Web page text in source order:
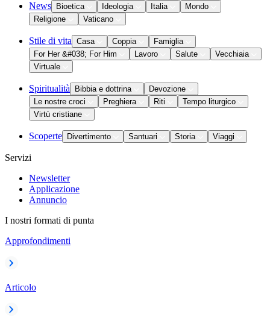
News Bioetica Ideologia Italia
Mondo
Religione
Vaticano
Stile di vita Casa Coppia
Famiglia
For Her &#038; For Him
Lavoro Salute
Vecchiaia
Virtuale
Spiritualità Bibbia e dottrina
Devozione
Le nostre croci
Preghiera Riti
Tempo liturgico
Virtù cristiane
Scoperte Divertimento Santuari Storia Viaggi
Servizi
Newsletter
Applicazione
Annuncio
I nostri formati di punta
Approfondimenti
Articolo